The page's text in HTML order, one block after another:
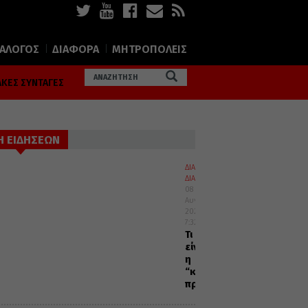
ΔΙΑΦΟΡΑ ΜΗΤΡΟΠΟΛΕΙΣ
ΣΥΝΤΑΓΕΣ
ΕΙΔΗΣΕΩΝ
ΔΙΑΛΟΓΟΣ
ΔΙΑΦΟΡΑ
08
Αυγούστου
2026
7:32
Τι
είναι
η
“καρδιακή”
προσευχή